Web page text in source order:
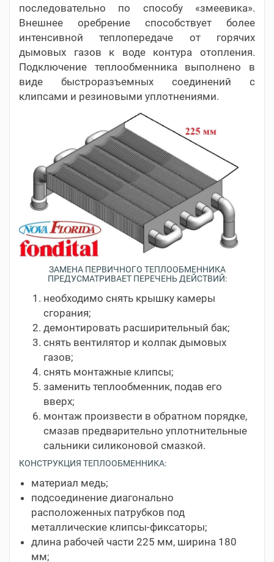
последовательно по способу «змеевика».
Внешнее оребрение способствует более
интенсивной теплопередаче от горячих
дымовых газов к воде контура отопления.
Подключение теплообменника выполнено в
виде быстроразъемных соединений с
клипсами и резиновыми уплотнениями.
ЗАМЕНА ПЕРВИЧНОГО ТЕПЛООБМЕННИКА
ПРЕДУСМАТРИВАЕТ ПЕРЕЧЕНЬ ДЕЙСТВИЙ:
необходимо снять крышку камеры
сгорания;
демонтировать расширительный бак;
снять вентилятор и колпак дымовых
газов;
снять монтажные клипсы;
заменить теплообменник, подав его
вверх;
монтаж произвести в обратном порядке,
смазав предварительно уплотнительные
сальники силиконовой смазкой.
КОНСТРУКЦИЯ ТЕПЛООБМЕННИКА:
материал медь;
подсоединение диагонально
расположенных патрубков под
металлические клипсы-фиксаторы;
длина рабочей части 225 мм, ширина 180
мм;